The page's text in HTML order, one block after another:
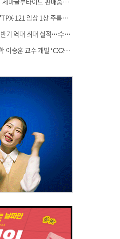
테고사이언스 "TPX-121 임상 1상 주름개선 66.7%·안전성 확보"
파마리서치, 상반기 역대 최대 실적…수출 47% 늘며 성장 견인
서울대 의과대학 이승훈 교수 개발 ‘CX213’, 미국 FDA 패스트트랙 지정